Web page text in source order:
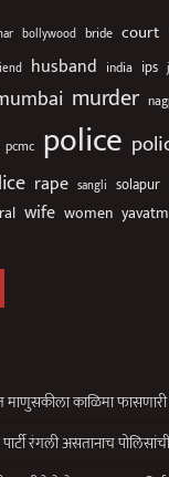
bollywood bride court
husband india ips
murder
pcmc police
rape sangli solapur
wife women
माणुसकीला काळिमा
रंगली असतानाच